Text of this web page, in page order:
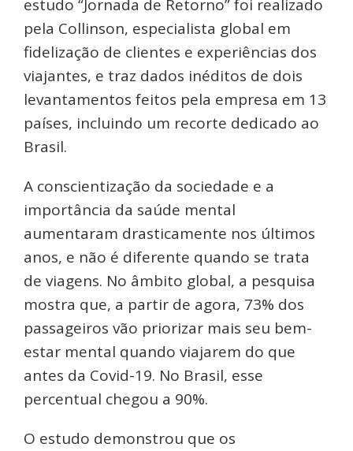
estudo “Jornada de Retorno” foi realizado
pela Collinson, especialista global em
fidelização de clientes e experiências dos
viajantes, e traz dados inéditos de dois
levantamentos feitos pela empresa em 13
países, incluindo um recorte dedicado ao
Brasil.
A conscientização da sociedade e a
importância da saúde mental
aumentaram drasticamente nos últimos
anos, e não é diferente quando se trata
de viagens. No âmbito global, a pesquisa
mostra que, a partir de agora, 73% dos
passageiros vão priorizar mais seu bem-
estar mental quando viajarem do que
antes da Covid-19. No Brasil, esse
percentual chegou a 90%.
O estudo demonstrou que os